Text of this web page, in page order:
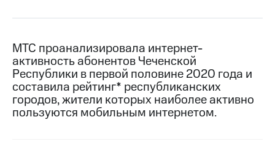
Контакты
Медиа-центр
Пресс-
релизы
МТС проанализировала интернет-
активность абонентов Чеченской
Республики в первой половине 2020 года и
составила рейтинг* республиканских
городов, жители которых наиболее активно
пользуются мобильным интернетом.